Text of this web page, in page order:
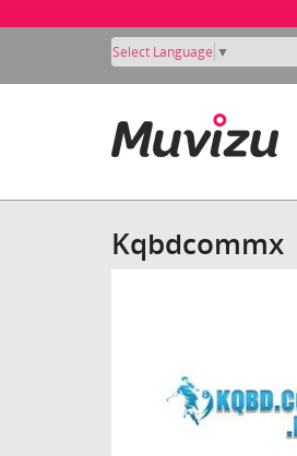
Select Language ▼
Kqbdcommx